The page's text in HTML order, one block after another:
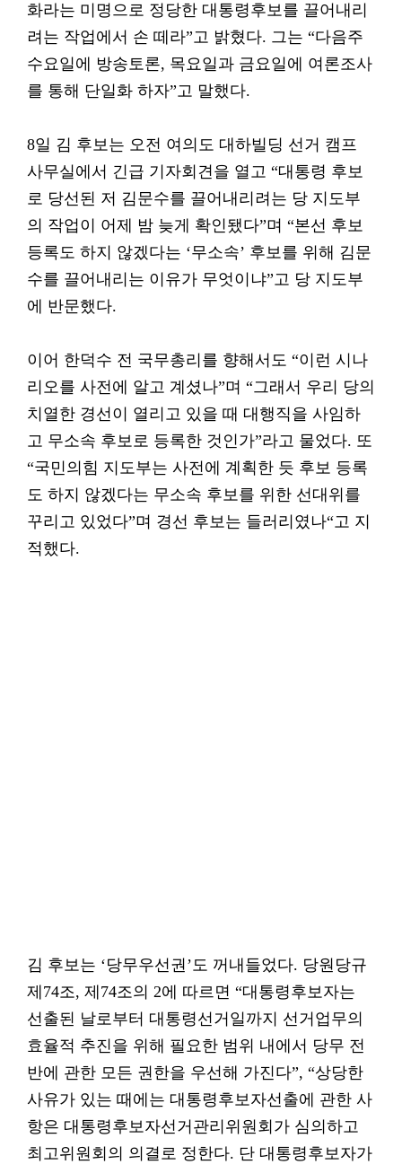
화라는 미명으로 정당한 대통령후보를 끌어내리
려는 작업에서 손 떼라”고 밝혔다. 그는 “다음주
수요일에 방송토론, 목요일과 금요일에 여론조사
를 통해 단일화 하자”고 말했다.
8일 김 후보는 오전 여의도 대하빌딩 선거 캠프
사무실에서 긴급 기자회견을 열고 “대통령 후보
로 당선된 저 김문수를 끌어내리려는 당 지도부
의 작업이 어제 밤 늦게 확인됐다”며 “본선 후보
등록도 하지 않겠다는 ‘무소속’ 후보를 위해 김문
수를 끌어내리는 이유가 무엇이냐”고 당 지도부
에 반문했다.
이어 한덕수 전 국무총리를 향해서도 “이런 시나
리오를 사전에 알고 계셨나”며 “그래서 우리 당의
치열한 경선이 열리고 있을 때 대행직을 사임하
고 무소속 후보로 등록한 것인가”라고 물었다. 또
“국민의힘 지도부는 사전에 계획한 듯 후보 등록
도 하지 않겠다는 무소속 후보를 위한 선대위를
꾸리고 있었다”며 경선 후보는 들러리였나“고 지
적했다.
김 후보는 ‘당무우선권’도 꺼내들었다. 당원당규
제74조, 제74조의 2에 따르면 “대통령후보자는
선출된 날로부터 대통령선거일까지 선거업무의
효율적 추진을 위해 필요한 범위 내에서 당무 전
반에 관한 모든 권한을 우선해 가진다”, “상당한
사유가 있는 때에는 대통령후보자선출에 관한 사
항은 대통령후보자선거관리위원회가 심의하고
최고위원회의 의결로 정한다. 단 대통령후보자가